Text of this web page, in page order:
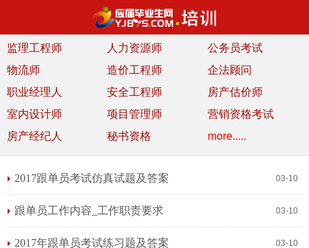
监理工程师 人力资源师
公务员考试
物流师
造价工程师
企法顾问
职业经理人
安全工程师
房产估价师
室内设计师
项目管理师
营销资格考试
房产经纪人
秘书资格 more.....
2017跟单员考试仿真试题及答案 03-10
跟单员工作内容_工作职责要求 03-10
2017年跟单员考试练习题及答案 03-10